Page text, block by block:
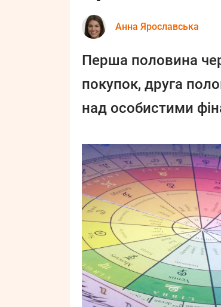
Анна Ярославська
Перша половина
покупок, друга
над особистими